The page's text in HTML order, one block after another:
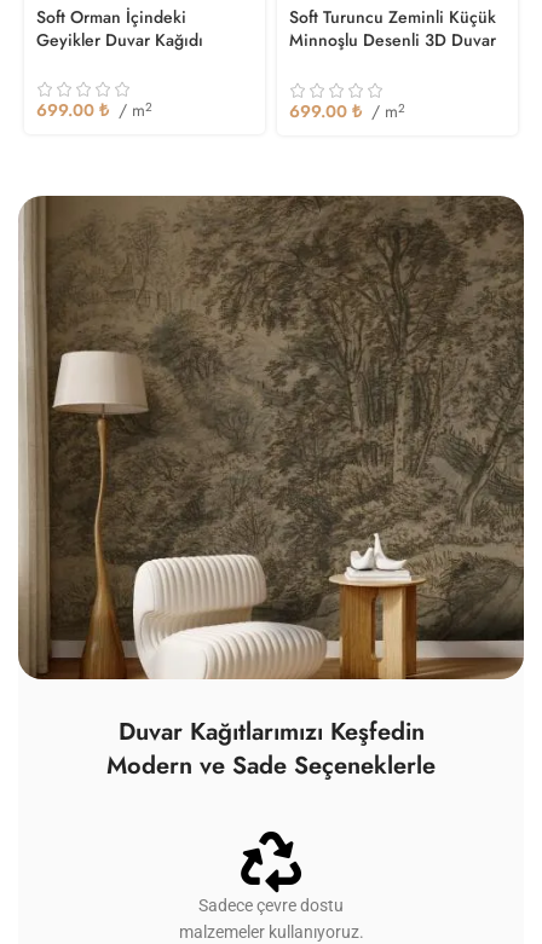
Soft Orman İçindeki
Geyikler Duvar Kağıdı
699.00 ₺ / m2
Soft Turuncu Zeminli Küçük
Minnoşlu Desenli 3D Duvar
699.00 ₺ / m2
Duvar Kağıtlarımızı Keşfedin
Modern ve Sade Seçeneklerle
Sadece çevre dostu
malzemeler kullanıyoruz.